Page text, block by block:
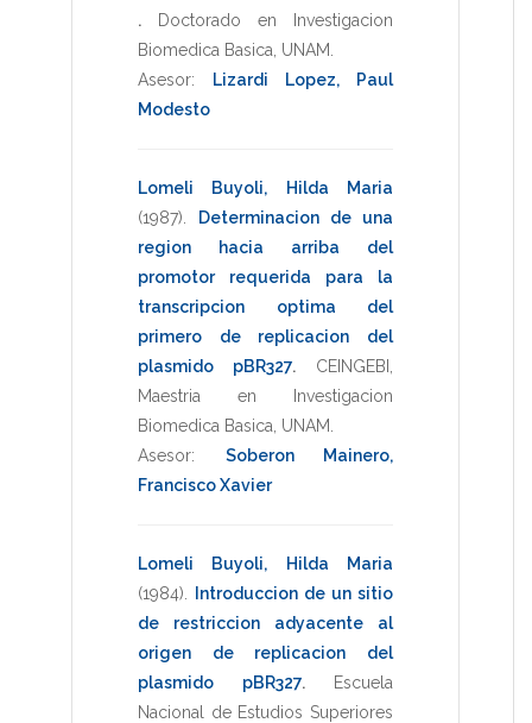
.
Doctorado en Investigacion
Biomedica Basica UNAM
Asesor:
Lizardi Lopez, Paul
Modesto
Lomeli Buyoli, Hilda Maria
(1987)
Determinacion de una
region hacia arriba del
promotor requerida para la
transcripcion optima del
primero de replicacion del
plasmido pBR327. CEINGEBI
Maestria en Investigacion
Biomedica Basica UNAM
Asesor: Soberon Mainero,
Francisco Xavier
Lomeli Buyoli, Hilda Maria
(1984)
Introduccion de un sitio
de restriccion adyacente al
origen de replicacion del
plasmido pBR327.
Escuela
Nacional de Estudios Superiores